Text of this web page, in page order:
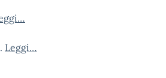
Leggi…